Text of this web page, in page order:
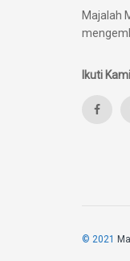
Majalah
Ikuti Kami
© 2021